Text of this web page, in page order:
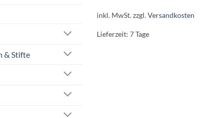
& Stifte
inkl. MwSt.zzgl.Versandkosten
Lieferzeit:7 Tage